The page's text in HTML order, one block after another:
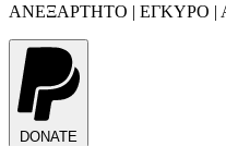
ΑΝΕΞΑΡΤΗΤΟ | ΕΓΚΥΡΟ |
DONATE